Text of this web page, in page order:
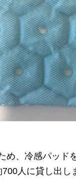
、冷感パッド
人に貸し出し